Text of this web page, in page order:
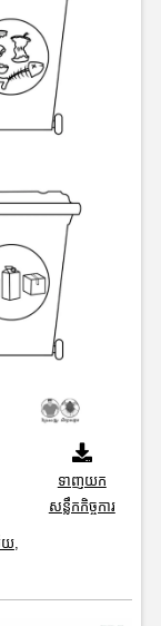
យ,
ទាញយក
សន្លឹកកិច្ចការ